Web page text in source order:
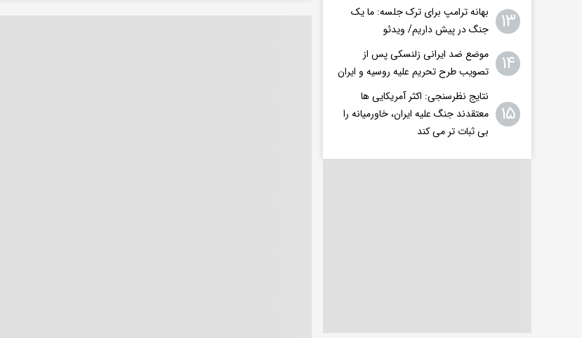
۱۳
بهانه ترامپ برای ترک جلسه: ما یک
جنگ در پیش داریم/ ویدئو
۱۴
موضع ضد ایرانی زلنسکی پس از
تصویب طرح تحریم علیه روسیه و ایران
۱۵
نتایج نظرسنجی: اکثر آمریکایی ها
معتقدند جنگ علیه ایران، خاورمیانه را
بی ثبات تر می کند